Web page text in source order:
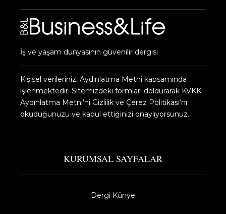
İş ve yaşam dünyasının güvenilir dergisi
Kişisel verileriniz, Aydınlatma Metni kapsamında
işlenmektedir. Sitemizdeki formları doldurarak KVKK
Aydınlatma Metni‘ni Gizlilik ve Çerez Politikası‘nı
okuduğunuzu ve kabul ettiğinizi onaylıyorsunuz.​
KURUMSAL SAYFALAR
Dergi Künye